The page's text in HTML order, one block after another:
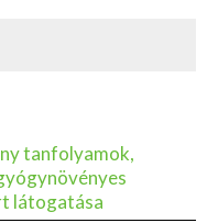
tanfolyamok,
látogatása